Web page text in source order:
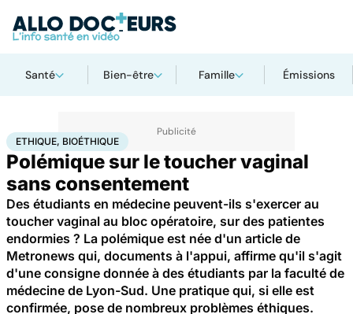
Santé Bien-être Famille Émissions
AccueilSantéEthique, Bioéthique
ETHIQUE, BIOÉTHIQUE
Polémique sur le toucher vaginal
sans consentement
Des étudiants en médecine peuvent-ils s'exercer au
toucher vaginal au bloc opératoire, sur des patientes
endormies ? La polémique est née d'un article de
Metronews qui, documents à l'appui, affirme qu'il s'agit
d'une consigne donnée à des étudiants par la faculté de
médecine de Lyon-Sud. Une pratique qui, si elle est
confirmée, pose de nombreux problèmes éthiques.